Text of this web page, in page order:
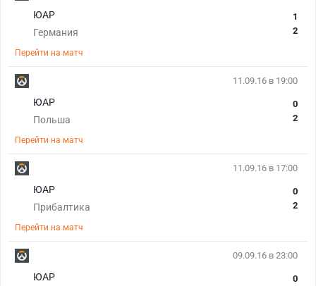
ЮАР
Германия
1
2
Перейти на матч
11.09.16 в 19:00
ЮАР
Польша
0
2
Перейти на матч
11.09.16 в 17:00
ЮАР
Прибалтика
0
2
Перейти на матч
09.09.16 в 23:00
ЮАР
0